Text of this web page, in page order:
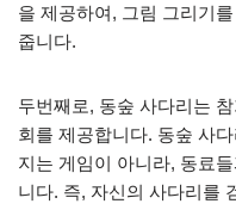
을 제공하여, 그림 그리기
줍니다.
두번째로, 동숲 사다리는
회를 제공합니다. 동숲 사
지는 게임이 아니라, 동료
니다. 즉, 자신의 사다리를